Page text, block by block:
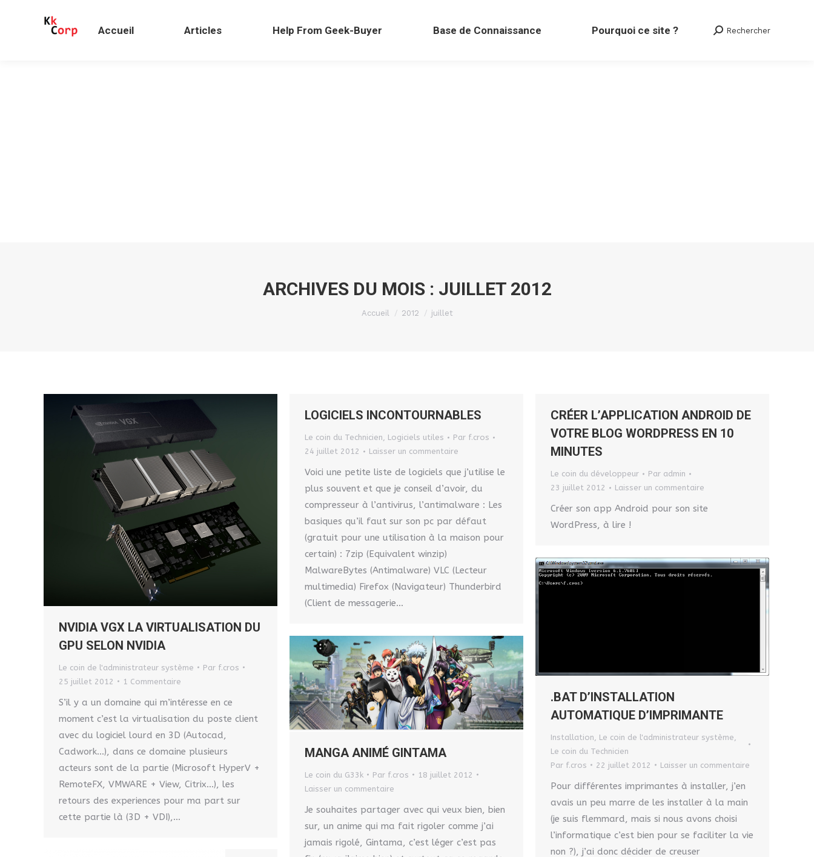
Accueil Articles Help From Geek-Buyer Base de Connaissance Pourquoi ce site ? Search:
Rechercher
ARCHIVES DU MOIS : JUILLET 2012
Vous êtes ici :
Accueil 2012 juillet
NVIDIA VGX LA VIRTUALISATION DU
GPU SELON NVIDIA
Le coin de l'administrateur système Par f.cros
25 juillet 2012
1 Commentaire
S’il y a un domaine qui m’intéresse en ce
moment c’est la virtualisation du poste client
avec du logiciel lourd en 3D (Autocad,
Cadwork…), dans ce domaine plusieurs
acteurs sont de la partie (Microsoft HyperV +
RemoteFX, VMWARE + View, Citrix…), les
retours des experiences pour ma part sur
cette partie là (3D + VDI),…
LOGICIELS INCONTOURNABLES
Le coin du Technicien, Logiciels utiles Par f.cros
24 juillet 2012
Laisser un commentaire
Voici une petite liste de logiciels que j’utilise le
plus souvent et que je conseil d’avoir, du
compresseur à l’antivirus, l’antimalware : Les
basiques qu’il faut sur son pc par défaut
(gratuit pour une utilisation à la maison pour
certain) : 7zip (Equivalent winzip)
MalwareBytes (Antimalware) VLC (Lecteur
multimedia) Firefox (Navigateur) Thunderbird
(Client de messagerie…
CRÉER L’APPLICATION ANDROID DE
VOTRE BLOG WORDPRESS EN 10
MINUTES
Le coin du développeur Par admin
23 juillet 2012
Laisser un commentaire
Créer son app Android pour son site
WordPress, à lire !
.BAT D’INSTALLATION
AUTOMATIQUE D’IMPRIMANTE
Installation Le coin de l'administrateur système
Le coin du Technicien
Par f.cros 22 juillet 2012 Laisser un commentaire
Pour différentes imprimantes à installer, j’en
avais un peu marre de les installer à la main
(je suis flemmard, mais si nous avons choisi
l’informatique c’est bien pour se faciliter la vie
non ?), j’ai donc décider de creuser
MANGA ANIMÉ GINTAMA
Le coin du G33k Par f.cros
18 juillet 2012
Laisser un commentaire
Je souhaites partager avec qui veux bien, bien
sur, un anime qui ma fait rigoler comme j’ai
jamais rigolé, Gintama, c’est léger c’est pas